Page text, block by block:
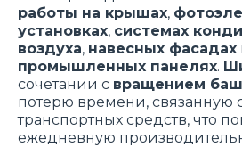
работы на крышах,
установках, системах
воздуха, навесных фасадах
промышленных панелях.
сочетании с вращением
потерю времени,
транспортных средств, что
ежедневную